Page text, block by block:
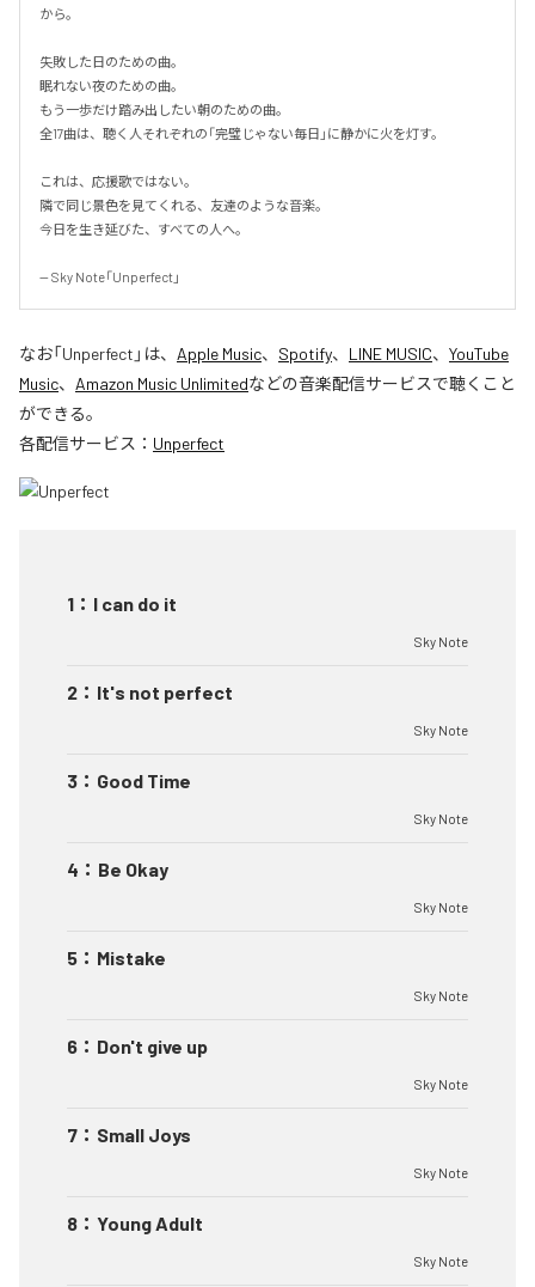
から。
失敗した日のための曲。
眠れない夜のための曲。
もう一歩だけ踏み出したい朝のための曲。
全17曲は、聴く人それぞれの「完璧じゃない毎日」に静かに火を灯す。
これは、応援歌ではない。
隣で同じ景色を見てくれる、友達のような音楽。
今日を生き延びた、すべての人へ。
-- Sky Note「Unperfect」
なお「Unperfect 」は、 Apple Music、 Spotify、 LINE MUSIC、 YouTube
Music、 Amazon Music Unlimitedなどの音楽配信サービスで聴くこと
ができる。
各配信サービス： Unperfect
1 ： I can do it
Sky Note
2 ： It's not perfect
Sky Note
3 ： Good Time
Sky Note
4 ： Be Okay
Sky Note
5 ： Mistake
Sky Note
6 ： Don't give up
Sky Note
7 ： Small Joys
Sky Note
8 ： Young Adult
Sky Note